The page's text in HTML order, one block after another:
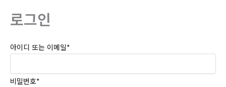
로그인
아이디 또는 이메일*
비밀번호*